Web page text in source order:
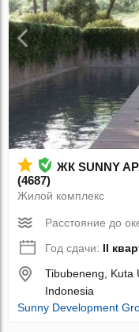
ЖК SUNNY
(4687)
Жилой комплекс
Расстояние до
Год сдачи: II
Tibubeneng, Kuta
Indonesia
Sunny Development